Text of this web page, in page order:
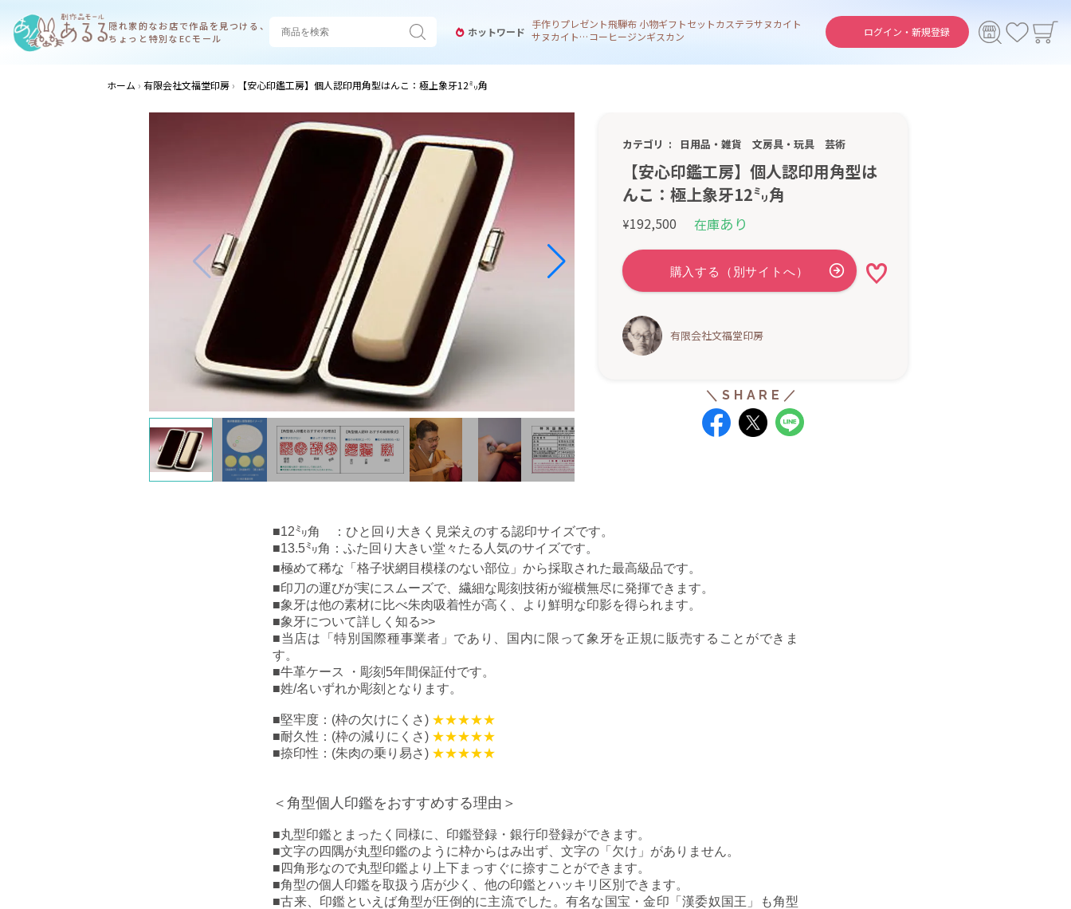
隠れ家的なお店で作品を見つける、
ちょっと特別なECモール
ログイン・ 新規登録
ホットワード
手作りプレゼント飛騨布 小物ギフトセットカステラサヌカイト
サヌカイト 風鈴コーヒージンギスカン
ホーム 有限会社文福堂印房 【安心印鑑工房】個人認印用角型はんこ：極上象牙12㍉角
カテゴリ 日用品・雑貨 文房具・玩具 芸術
【安心印鑑工房】個人認印用角型は
んこ：極上象牙12㍉角
¥192,500 在庫あり
有限会社文福堂印房
■12㍉角 ：ひと回り大きく見栄えのする認印サイズです。
■13.5㍉角：ふた回り大きい堂々たる人気のサイズです。
■極めて稀な「格子状網目模様のない部位」から採取された最高級品です。
■印刀の運びが実にスムーズで、繊細な彫刻技術が縦横無尽に発揮できます。
■象牙は他の素材に比べ朱肉吸着性が高く、より鮮明な印影を得られます。
■象牙について詳しく知る>>
■当店は「特別国際種事業者」であり、国内に限って象牙を正規に販売することができま
す。
■牛革ケース ・彫刻5年間保証付です。
■姓/名いずれか彫刻となります。
■堅牢度：(枠の欠けにくさ) ★★★★★
■耐久性：(枠の減りにくさ) ★★★★★
■捺印性：(朱肉の乗り易さ) ★★★★★
＜角型個人印鑑をおすすめする理由＞
■丸型印鑑とまったく同様に、印鑑登録・銀行印登録ができます。
■文字の四隅が丸型印鑑のように枠からはみ出ず、文字の「欠け」がありません。
■ 四角形なので丸型印鑑より上下まっすぐに捺すことができます。
■角型の個人印鑑を取扱う店が少く、他の印鑑とハッキリ区別できます。
■古来、印鑑といえば角型が圧倒的に主流でした。有名な国宝・金印「漢委奴国王」も角型